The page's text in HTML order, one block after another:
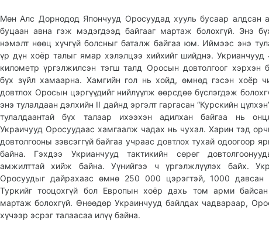
Мөн Алс Дорнодод Япончууд Оросуудад хууль бусаар алдсан
буцаан авна гэж мэдэгдээд байгааг мартаж болохгүй. Энэ
нэмэлт нөөц хүчгүй болсныг баталж байгаа юм. Иймээс энэ
үр дүн хоёр талыг ямар хэлэлцээ хийхийг шийднэ.
километр үргэлжилсэн тэгш талд Оросын довтолгоог хэрхэн
бүх зүйл хамаарна. Хамгийн гол нь хойд, өмнөд гэсэн хоёр
довтлох Оросын цэргүүдийг нийлүүлж өөрсдөө бүслэгдэж
энэ тулалдаан дэлхийн II дайнд эргэлт гаргасан “Курскийн
тулалдаантай бүх талаар ихээхэн адилхан байгаа нь
Украичууд Оросуудаас хамгаалж чадах нь чухал. Харин тэд
довтолгооны зэвсэггүй байгаа учраас довтлох тухай одоогоор
байна. Гэхдээ Укрианчууд тактикийн сөрөг
амжилттай хийж байна. Уүнийгээ ч үргэлжлүүлэх байх.
Оросуудыг дайрахаас өмнө 250 000 цэрэгтэй, 1000 давсан
Туркийг тооцохгүй бол Европын хоёр дахь том арми байсан
мартаж болохгүй. Өнөөдөр Украинчууд байлдах чадвараар,
хүчээр эсрэг талаасаа илүү байна.